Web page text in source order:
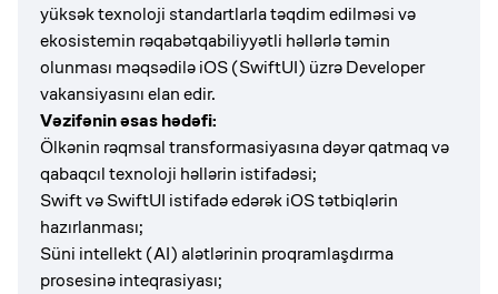
yüksək texnoloji standartlarla təqdim edilməsi və
ekosistemin rəqabətqabiliyyətli həllərlə təmin
olunması məqsədilə iOS (SwiftUI) üzrə Developer
vakansiyasını elan edir.
Vəzifənin əsas hədəfi:
Ölkənin rəqmsal transformasiyasına dəyər qatmaq və
qabaqcıl texnoloji həllərin istifadəsi;
Swift və SwiftUI istifadə edərək iOS tətbiqlərin
hazırlanması;
Süni intellekt (AI) alətlərinin proqramlaşdırma
prosesinə inteqrasiyası;